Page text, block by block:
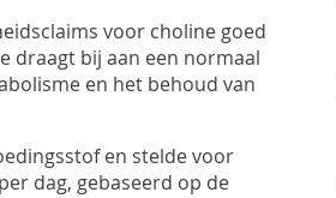
voor choline goed
draagt bij aan een normaal
en het behoud van
en stelde voor
dag, gebaseerd op de